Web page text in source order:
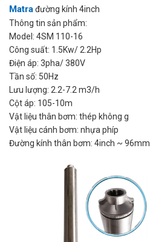
Matrađường kính 4inch
Thông tin sản phẩm:
Model: 4SM 110-16
Công suất: 1.5Kw/ 2.2Hp
Điện áp: 3pha/ 380V
Tần số: 50Hz
Lưu lượng: 2.2-7.2 m3/h
Cột áp: 105-10m
Vật liệu thân bơm: thép không g
Vật liệu cánh bơm: nhựa phíp
Đường kính thân bơm: 4inch ~ 96mm